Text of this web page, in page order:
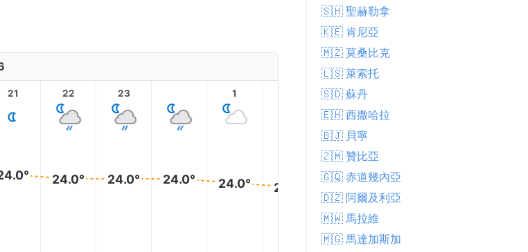
21 22
24.0°
23
24.0° 24.0°
1
24.0° 24.0°
3
24.0° 24.0°
🇸🇭 聖赫勒拿
🇰🇪 肯尼亞
🇲🇿 莫桑比克
🇱🇸 萊索托
🇸🇩 蘇丹
🇪🇭 西撒哈拉
🇧🇯 貝寧
🇿🇲 贊比亞
🇬🇶 赤道幾內亞
🇩🇿 阿爾及利亞
🇲🇼 馬拉維
🇲🇬 馬達加斯加